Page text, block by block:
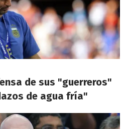
de sus "guerreros"
de agua fría"